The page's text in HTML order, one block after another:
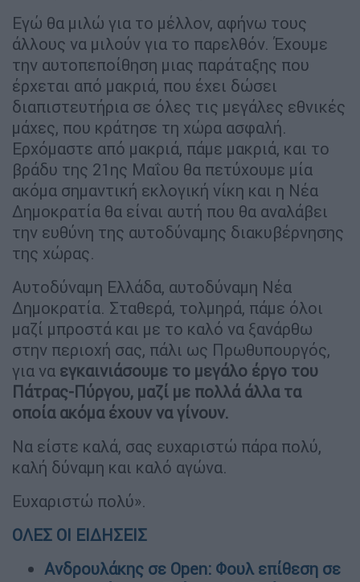
Εγώ θα μιλώ για το μέλλον, αφήνω τους
άλλους να μιλούν για το παρελθόν. Έχουμε
την αυτοπεποίθηση μιας παράταξης που
έρχεται από μακριά, που έχει δώσει
διαπιστευτήρια σε όλες τις μεγάλες εθνικές
μάχες, που κράτησε τη χώρα ασφαλή.
Ερχόμαστε από μακριά, πάμε μακριά, και το
βράδυ της 21ης Μαΐου θα πετύχουμε μία
ακόμα σημαντική εκλογική νίκη και η Νέα
Δημοκρατία θα είναι αυτή που θα αναλάβει
την ευθύνη της αυτοδύναμης διακυβέρνησης
της χώρας.
Αυτοδύναμη Ελλάδα, αυτοδύναμη Νέα
Δημοκρατία. Σταθερά, τολμηρά, πάμε όλοι
μαζί μπροστά και με το καλό να ξανάρθω
στην περιοχή σας, πάλι ως Πρωθυπουργός,
για να εγκαινιάσουμε το μεγάλο έργο του
Πάτρας-Πύργου, μαζί με πολλά άλλα τα
οποία ακόμα έχουν να γίνουν.
Να είστε καλά, σας ευχαριστώ πάρα πολύ,
καλή δύναμη και καλό αγώνα.
Ευχαριστώ πολύ».
ΟΛΕΣ ΟΙ ΕΙΔΗΣΕΙΣ
Ανδρουλάκης σε Open: Φουλ επίθεση σε